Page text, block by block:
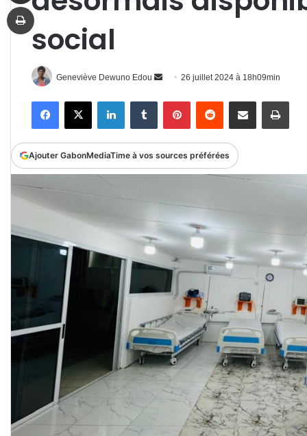
social
Geneviève Dewuno Edou
Envoyer
courriel
26 juillet 2024 à 18h09min
FacebookX LinkedinTumblr PinterestReddit Partager par email
Ajouter GabonMediaTime à vos sources préférées
Imprimer